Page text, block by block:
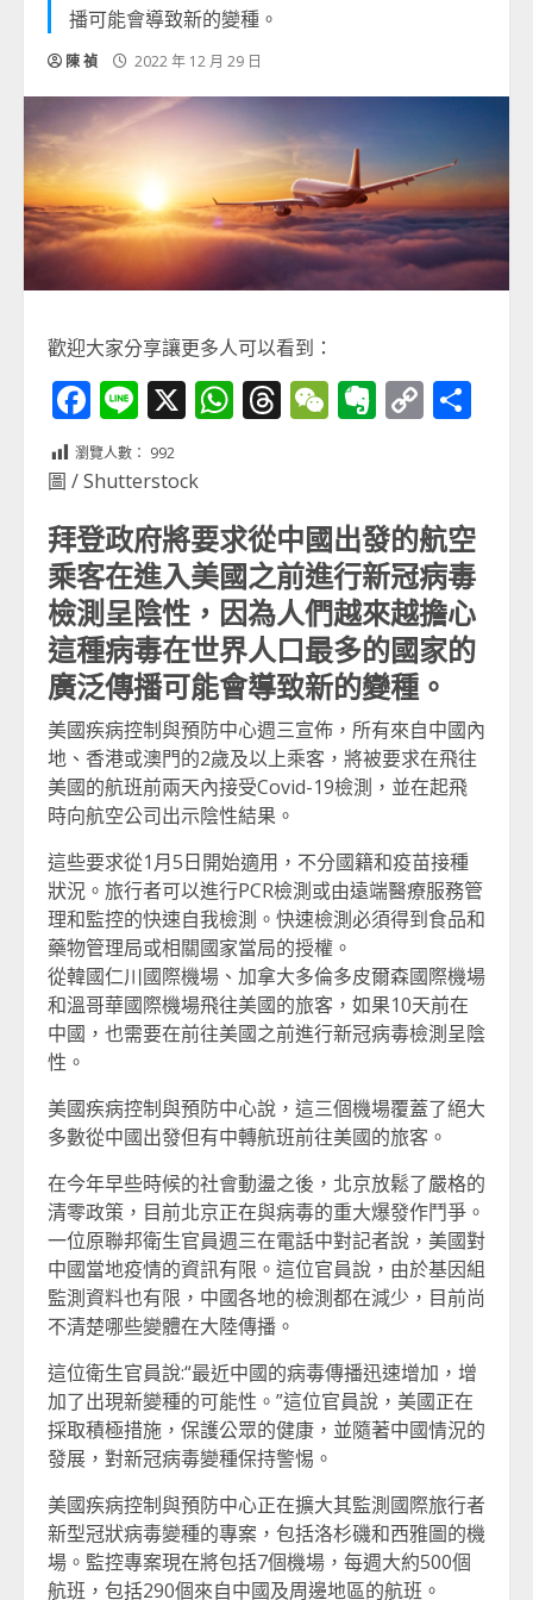
播可能會導致新的變種。
陳 禎 2022 年 12 月 29 日
歡迎大家分享讓更多人可以看到：
Facebook
Line
X WhatsApp
Threads
WeChat
Evernote
Copy
瀏覽人數： 992
圖 / Shutterstock
拜登政府將要求從中國出發的航空
乘客在進入美國之前進行新冠病毒
檢測呈陰性，因為人們越來越擔心
這種病毒在世界人口最多的國家的
廣泛傳播可能會導致新的變種。
美國疾病控制與預防中心週三宣佈，所有來自中國內
地、香港或澳門的2歲及以上乘客，將被要求在飛往
美國的航班前兩天內接受Covid-19檢測，並在起飛
時向航空公司出示陰性結果。
這些要求從1月5日開始適用，不分國籍和疫苗接種
狀況。旅行者可以進行PCR檢測或由遠端醫療服務管
理和監控的快速自我檢測。快速檢測必須得到食品和
藥物管理局或相關國家當局的授權。
從韓國仁川國際機場、加拿大多倫多皮爾森國際機場
和溫哥華國際機場飛往美國的旅客，如果10天前在
中國，也需要在前往美國之前進行新冠病毒檢測呈陰
性。
美國疾病控制與預防中心說，這三個機場覆蓋了絕大
多數從中國出發但有中轉航班前往美國的旅客。
在今年早些時候的社會動盪之後，北京放鬆了嚴格的
清零政策，目前北京正在與病毒的重大爆發作鬥爭。
一位原聯邦衛生官員週三在電話中對記者說，美國對
中國當地疫情的資訊有限。這位官員說，由於基因組
監測資料也有限，中國各地的檢測都在減少，目前尚
不清楚哪些變體在大陸傳播。
這位衛生官員說:“最近中國的病毒傳播迅速增加，增
加了出現新變種的可能性。”這位官員說，美國正在
採取積極措施，保護公眾的健康，並隨著中國情況的
發展，對新冠病毒變種保持警惕。
美國疾病控制與預防中心正在擴大其監測國際旅行者
新型冠狀病毒變種的專案，包括洛杉磯和西雅圖的機
場。監控專案現在將包括7個機場，每週大約500個
航班，包括290個來自中國及周邊地區的航班。